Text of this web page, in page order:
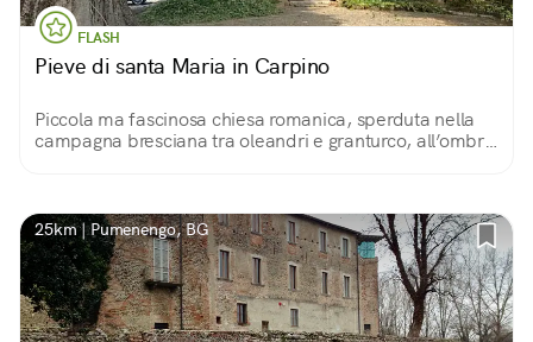
FLASH
Pieve di santa Maria in Carpino
Piccola ma fascinosa chiesa romanica, sperduta nella
campagna bresciana tra oleandri e granturco, all’ombra
25km | Pumenengo, BG